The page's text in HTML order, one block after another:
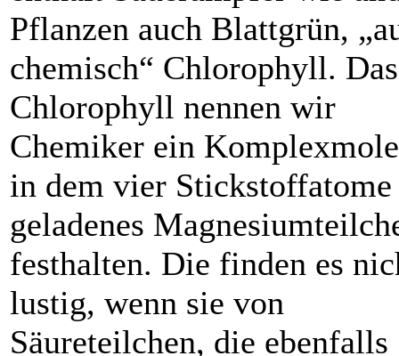
Pflanzen auch Blattgrün,
chemisch“ Chlorophyll. Das
Chlorophyll nennen wir
Chemiker ein
in dem vier
geladenes
festhalten. Die finden es
lus­tig, wenn sie von
Säureteilchen, die ebenfalls